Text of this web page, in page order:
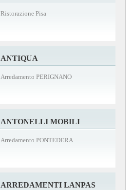
Ristorazione Pisa
ANTIQUA
Arredamento PERIGNANO
ANTONELLI MOBILI
Arredamento PONTEDERA
ARREDAMENTI LANPAS